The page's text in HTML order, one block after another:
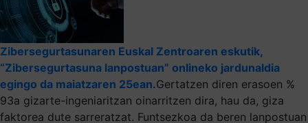
Zibersegurtasunaren Euskal Zentroaren eskutik,
“Zibersegurtasuna lanpostuan” onlineko jardunaldia
egingo da maiatzaren 25ean.Gertatzen diren erasoen %
93a gizarte-ingeniaritzan oinarritzen dira, hau da, giza
faktorea dute sarreratzat. Funtsezkoa da beren lanpostuan